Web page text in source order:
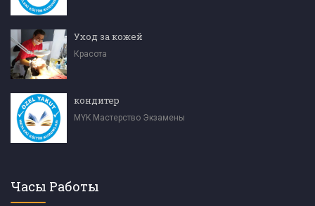
Уход за кожей
Красота
кондитер
MYK Мастерство Экзамены
Часы Работы